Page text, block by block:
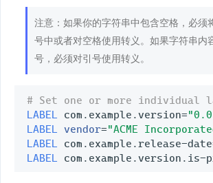
注意：如果你的字符串中包含空格，必须
号中或者对空格使用转义。如果字符串内
号，必须对引号使用转义。
# Set one or more individual
LABEL com.example.version=
LABEL vendor="ACME
LABEL com.example.release-date
LABEL com.example.version.is-